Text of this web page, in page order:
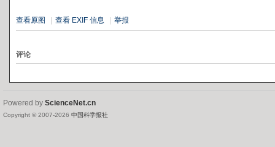
查看原图 查看 EXIF 信息 举报
评论
Powered by ScienceNet.cn
Copyright © 2007-2026 中国科学报社